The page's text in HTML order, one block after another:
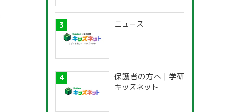
ニュース
保護者の方へ | 学研
キッズネット